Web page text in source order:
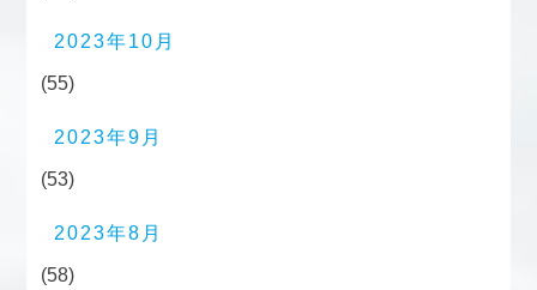
2023年10月
(55)
2023年9月
(53)
2023年8月
(58)